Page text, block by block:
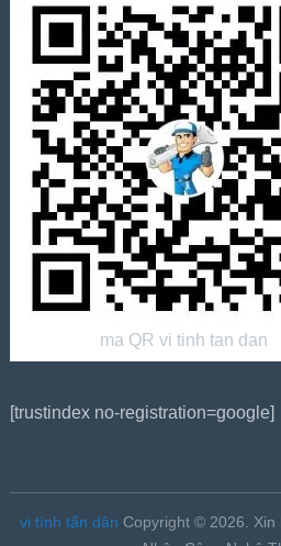
ma QR vi tinh tan dan
[trustindex no-registration=google]
vi tính tấn dân Copyright © 2026. Xin